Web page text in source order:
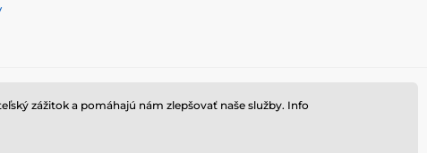
zážitok a pomáhajú nám zlepšovať naše služby. Info